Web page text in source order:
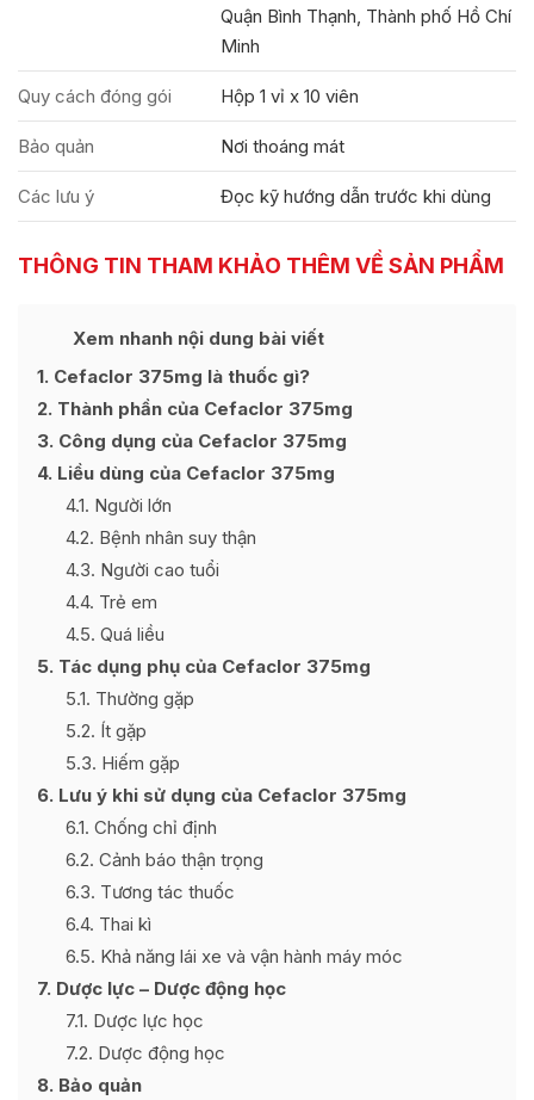
Quận Bình Thạnh, Thành phố Hồ Chí
Minh
Quy cách đóng gói Hộp 1 vỉ x 10 viên
Bảo quản Nơi thoáng mát
Các lưu ý Đọc kỹ hướng dẫn trước khi dùng
THÔNG TIN THAM KHẢO THÊM VỀ SẢN PHẨM
Xem nhanh nội dung bài viết
Ẩn
1 Cefaclor 375mg là thuốc gì?
2 Thành phần của Cefaclor 375mg
3 Công dụng của Cefaclor 375mg
4 Liều dùng của Cefaclor 375mg
4.1 Người lớn
4.2 Bệnh nhân suy thận
4.3 Người cao tuổi
4.4 Trẻ em
4.5 Quá liều
5 Tác dụng phụ của Cefaclor 375mg
5.1 Thường gặp
5.2 Ít gặp
5.3 Hiếm gặp
6 Lưu ý khi sử dụng của Cefaclor 375mg
6.1 Chống chỉ định
6.2 Cảnh báo thận trọng
6.3 Tương tác thuốc
6.4 Thai kì
6.5 Khả năng lái xe và vận hành máy móc
7 Dược lực – Dược động học
7.1 Dược lực học
7.2 Dược động học
8 Bảo quản